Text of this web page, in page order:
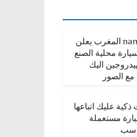
سيارة namx المغرب يعلن
محلية الصنع
اليك
مع الصور
ذكية عليك اتباعها
مستعملة